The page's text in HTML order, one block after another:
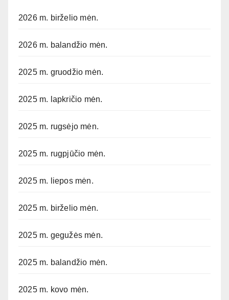
2026 m. birželio mėn.
2026 m. balandžio mėn.
2025 m. gruodžio mėn.
2025 m. lapkričio mėn.
2025 m. rugsėjo mėn.
2025 m. rugpjūčio mėn.
2025 m. liepos mėn.
2025 m. birželio mėn.
2025 m. gegužės mėn.
2025 m. balandžio mėn.
2025 m. kovo mėn.